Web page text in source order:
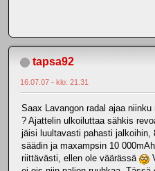
tapsa92
16.07.07 - klo: 21.31
Saax Lavangon radal ajaa
? Ajattelin ulkoiluttaa sähkis
jäisi luultavasti pahasti jalkoihin,
säädin ja maxampsin 10
riittävästi, ellen ole väärässä